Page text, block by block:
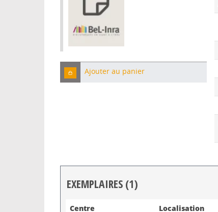
Ajouter au panier
EXEMPLAIRES (1)
Centre Localisation